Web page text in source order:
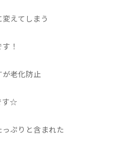
えてしまう
！
老化防止
す☆
ぷりと含まれた